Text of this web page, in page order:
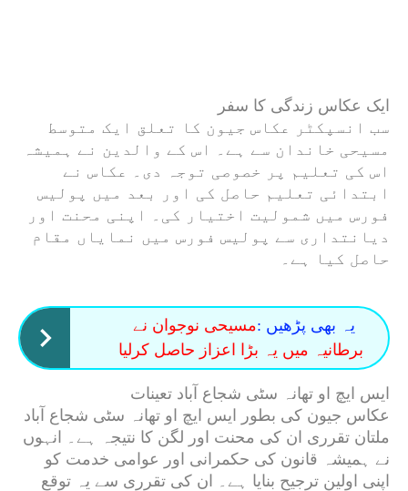
ایک عکاس زندگی کا سفر
سب انسپکٹر عکاس جیون کا تعلق ایک متوسط ​​
مسیحی خاندان سے ہے۔ اس کے والدین نے ہمیشہ
اس کی تعلیم پر خصوصی توجہ دی۔ عکاس نے
ابتدائی تعلیم حاصل کی اور بعد میں پولیس
فورس میں شمولیت اختیار کی۔ اپنی محنت اور
دیانتداری سے پولیس فورس میں نمایاں مقام
حاصل کیا ہے۔
یہ بھی پڑھیں :مسیحی نوجوان نے
برطانیہ میں یہ بڑا اعزاز حاصل کرلیا
ایس ایچ او تھانہ سٹی شجاع آباد تعینات
عکاس جیون کی بطور ایس ایچ او تھانہ سٹی شجاع آباد
ملتان تقرری ان کی محنت اور لگن کا نتیجہ ہے۔ انہوں
نے ہمیشہ قانون کی حکمرانی اور عوامی خدمت کو
اپنی اولین ترجیح بنایا ہے۔ ان کی تقرری سے یہ توقع